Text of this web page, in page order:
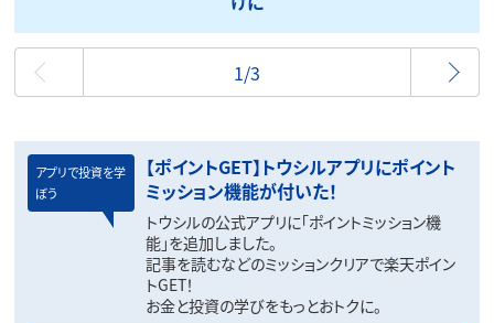
最初
1/3
アプリで投資を学
ぼう
【ポイントGET】トウシルアプリにポイント
ミッション機能が付いた！
トウシルの公式アプリに「ポイントミッション機
能」を追加しました。
記事を読むなどのミッションクリアで楽天ポイン
トGET！
お金と投資の学びをもっとおトクに。